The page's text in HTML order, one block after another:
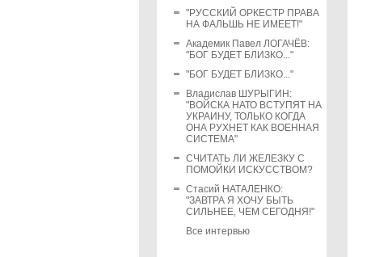
"РУССКИЙ ОРКЕСТР ПРАВА
НА ФАЛЬШЬ НЕ ИМЕЕТ!"
Академик Павел ЛОГАЧЁВ:
"БОГ БУДЕТ БЛИЗКО..."
"БОГ БУДЕТ БЛИЗКО..."
Владислав ШУРЫГИН:
"ВОЙСКА НАТО ВСТУПЯТ НА
УКРАИНУ, ТОЛЬКО КОГДА
ОНА РУХНЕТ КАК ВОЕННАЯ
СИСТЕМА"
СЧИТАТЬ ЛИ ЖЕЛЕЗКУ С
ПОМОЙКИ ИСКУССТВОМ?
Стасий НАТАЛЕНКО:
"ЗАВТРА Я ХОЧУ БЫТЬ
СИЛЬНЕЕ, ЧЕМ СЕГОДНЯ!"
Все интервью